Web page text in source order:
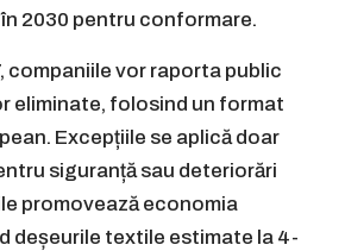
2030 pentru conformare.
companiile vor raporta public
eliminate, folosind un format
Excepțiile se aplică doar
siguranță sau deteriorări
promovează economia
deșeurile textile estimate la 4-